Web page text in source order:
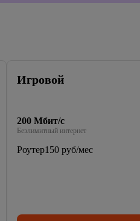
Игровой
200 Мбит/с
Безлимитный интернет
Роутер150 руб/мес